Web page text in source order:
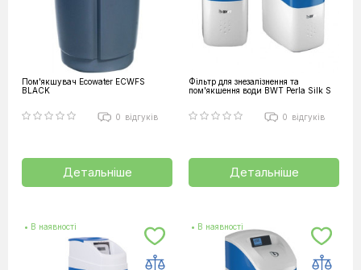
Пом'якшувач Ecowater ECWFS
BLACK
0 відгуків
Детальніше
Фільтр для знезалізнення та
пом'якшення води BWT Perla Silk S
0 відгуків
Детальніше
• В наявності • В наявності